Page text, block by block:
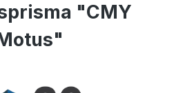
"CMY